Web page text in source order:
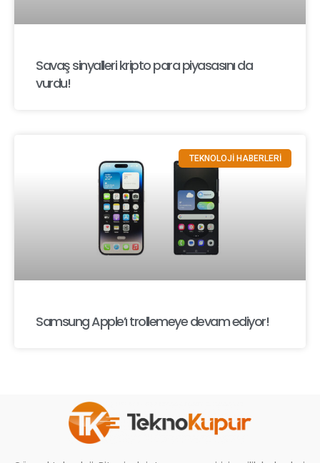
Savaş sinyalleri kripto para piyasasını da
vurdu!
TEKNOLOJİ HABERLERİ
Samsung Apple’ı trollemeye devam ediyor!